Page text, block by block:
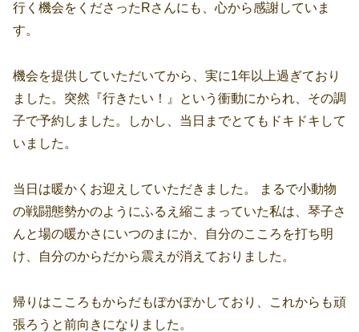
行く機会をくださったRさんにも、心から感謝していま
す。
機会を提供していただいてから、実に1年以上過ぎており
ました。突然『行きたい！』という衝動にかられ、その調
子で予約しました。しかし、当日までとてもドキドキして
いました。
当日は暖かくお迎えしていただきました。 まるで小動物
の戦闘態勢かのようにふるえ縮こまっていた私は、琴子さ
んと場の暖かさにいつのまにか、自分のこころを打ち明
け、自分のからだから震えが消えておりました。
帰りはこころもからだもぽかぽかしており、これからも頑
張ろうと前向きになりました。